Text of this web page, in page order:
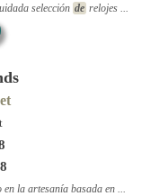
selección de relojes ...
la artesanía basada en ...